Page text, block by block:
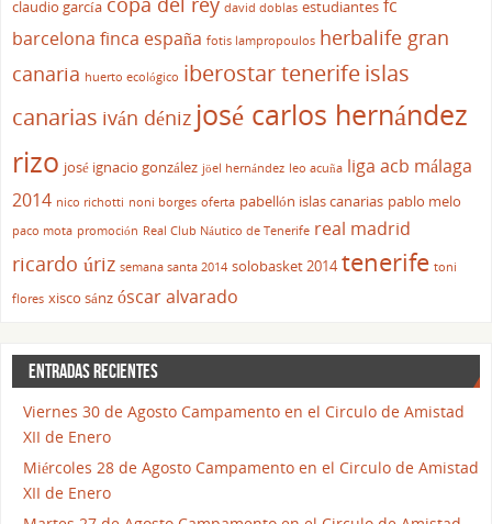
claudio garcía david doblas estudiantes fc
barcelona finca españa fotis lampropoulos herbalife gran
canaria huerto ecológico iberostar tenerifeislas
canarias iván déniz josé carlos hernández
rizo josé ignacio gonzález jöel hernández leo acuña liga acb málaga
2014 nico richotti noni borges oferta pabellón islas canarias pablo melo
paco mota promoción Real Club Náutico de Tenerife real madrid
ricardo úriz semana santa 2014 solobasket 2014 tenerife toni
flores xisco sánz óscar alvarado
ENTRADAS RECIENTES
Viernes 30 de Agosto Campamento en el Circulo de Amistad
XII de Enero
Miércoles 28 de Agosto Campamento en el Circulo de Amistad
XII de Enero